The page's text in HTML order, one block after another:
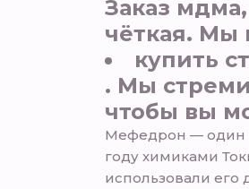
Заказ
чёткая. Мы
купить
. Мы
чтобы вы
Мефедрон — один
году химиками
использовали его